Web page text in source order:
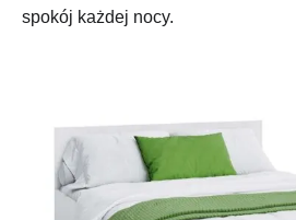
spokój każdej nocy.